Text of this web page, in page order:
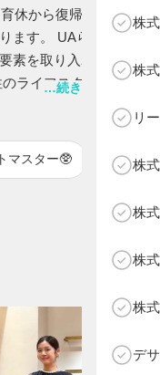
株
株
リ
株
株
株
株
デ
休から復帰し、 娘を
ます。 UAらしいトラ
素を取り入れたスタ
ライフスタイルに沿
出かけコーデ等、 幅
店頭でも、様々なお
おります✨ 今回初エ
してより一層、皆様
ので 応援よろしくお
…続きを表示する
マスター🥸 フォー